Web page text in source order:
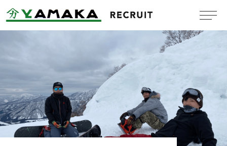
会社概要
Benefit system 福利厚生
Message メッセージ